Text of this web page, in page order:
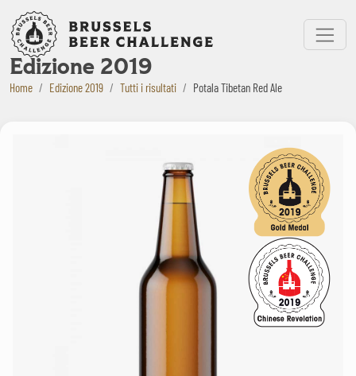
Bruxelles Beer Challenge
Menu
Edizione 2019
Home Edizione 2019 Tutti i risultati Potala Tibetan Red Ale